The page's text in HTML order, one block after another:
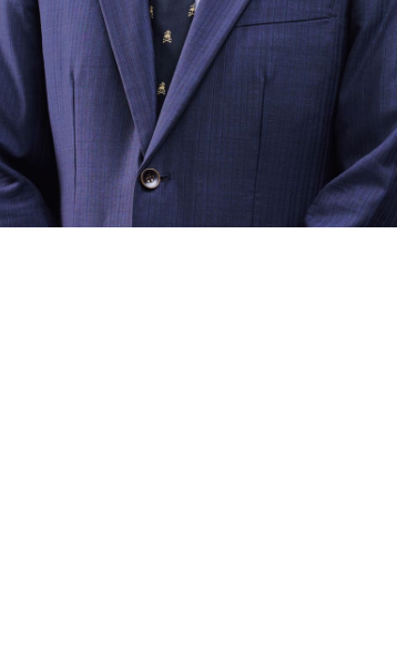
設・土木・インフラ
AI・テクノロジー